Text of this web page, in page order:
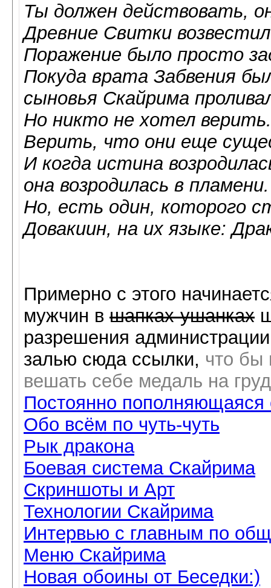
Ты должен действовать,
Древние Свитки
Поражение было просто
Покуда врата Забвения
сыновья Скайрима
Но никто не хотел верить.
Верить, что они еще
И когда истина
она возродилась в пламени.
Но, есть один, которого
Довакиин, на их языке:
Примерно с этого
мужчин в шапках-ушанках
разрешения
залью сюда ссылки, что бы
вешать себе медаль на
Постоянно пополняющаяся
Обо всём по чуть-чуть
Рык дракона
Боевая система Скайрима
Скриншоты и Арт
Технологии Скайрима
Интервью с главным по
Меню Скайрима
Новая обоины от Беседки:)